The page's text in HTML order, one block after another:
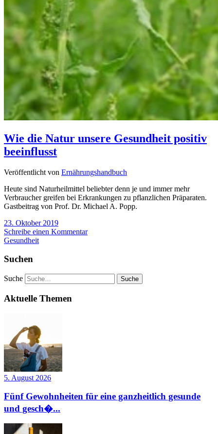
Wie die Natur unsere Gesundheit positiv
beeinflusst
Veröffentlicht von Ernährungshandbuch
Heute sind Naturheilmittel beliebter denn je und immer mehr
Verbraucher greifen bei Erkrankungen zu pflanzlichen Präparaten.
Gastbeitrag von Prof. Dr. Michael A. Popp.
23. Oktober 2019
Schreibe einen Kommentar
Gesundheit
Suchen
Suche
Aktuelle Themen
5. August 2026
Fünf Gewohnheiten für eine ganzheitlich gesunde
und gesch�...